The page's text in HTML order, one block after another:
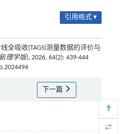
引用格式 ▾
全吸收(TAGS)测量数据的评价与
(理学版), 2026, 64(2): 439-444
下一篇